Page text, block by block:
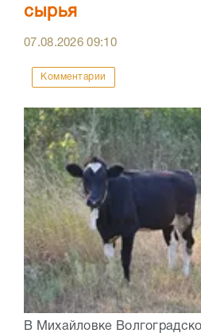
сырья
07.08.202609:10
Комментарии
В Михайловке